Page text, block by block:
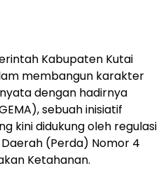
Kabupaten Kutai
membangun karakter
dengan hadirnya
sebuah inisiatif
kini didukung oleh regulasi
(Perda) Nomor 4
Ketahanan.